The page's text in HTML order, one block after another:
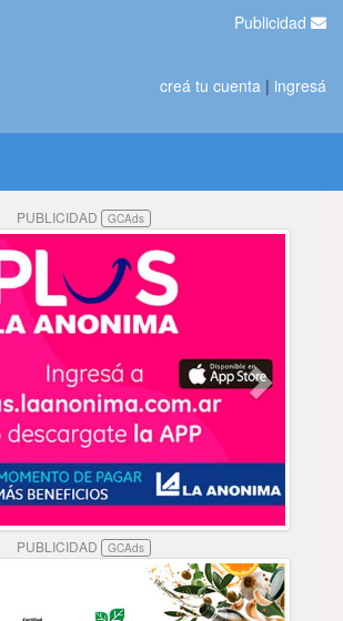
Publicidad
creá tu cuenta | ingresá
PUBLICIDAD GCAds
PUBLICIDAD GCAds